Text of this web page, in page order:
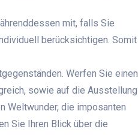
mit, falls Sie
berücksichtigen. Somit
Werfen Sie einen
sowie auf die Ausstellung
Weltwunder, die imposanten
Sie Ihren Blick über die